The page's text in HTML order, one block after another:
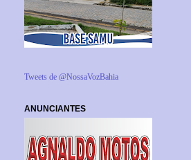
Tweets de @NossaVozBahia
ANUNCIANTES